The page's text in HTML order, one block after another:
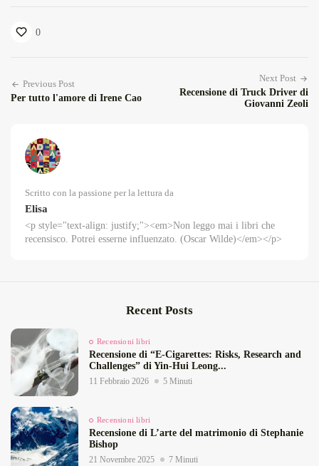
0
Previous Post
Per tutto l'amore di Irene Cao
Next Post
Recensione di Truck Driver di
Giovanni Zeoli
Scritto con la passione per la lettura da
Elisa
<p style="text-align: justify;"><em>Non leggo mai i libri che
recensisco. Potrei esserne influenzato. (Oscar Wilde)</em></p>
Recent Posts
Recensioni libri
Recensione di “E‑Cigarettes: Risks, Research and
Challenges” di Yin‑Hui Leong...
11 Febbraio 2026 5 Minuti
Recensioni libri
Recensione di L’arte del matrimonio di Stephanie
Bishop
21 Novembre 2025 7 Minuti